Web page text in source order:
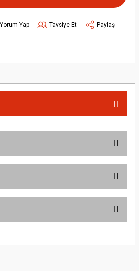
Yorum Yap Tavsiye Et
Paylaş
öneri formunu kullanarak tarafımıza